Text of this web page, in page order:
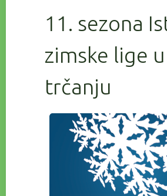
11. sezona
zimske lige u
trčanju